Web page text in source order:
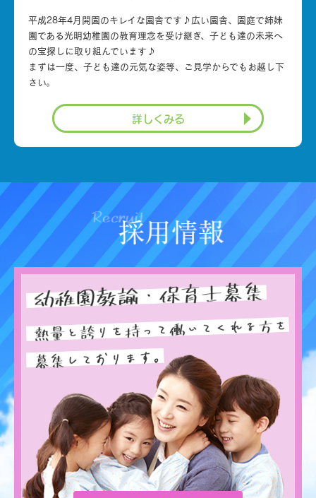
平成28年4月開園のキレイな園舎です♪広い園舎、園庭で姉妹
園である光明幼稚園の教育理念を受け継ぎ、子ども達の未来へ
の宝探しに取り組んでいます♪
まずは一度、子ども達の元気な姿等、ご見学からでもお越し下
さい。
詳しくみる